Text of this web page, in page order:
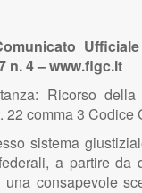
n. 4 – www.figc.it
Ricorso della
22 comma 3 Codice
sistema
a partire da
una consapevole